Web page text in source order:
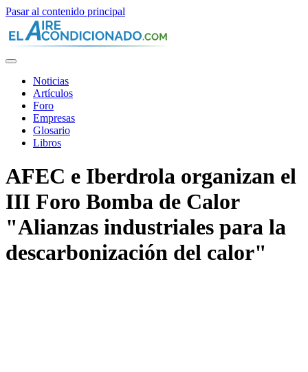
Pasar al contenido principal
Noticias
Artículos
Foro
Empresas
Glosario
Libros
AFEC e Iberdrola organizan el
III Foro Bomba de Calor
"Alianzas industriales para la
descarbonización del calor"